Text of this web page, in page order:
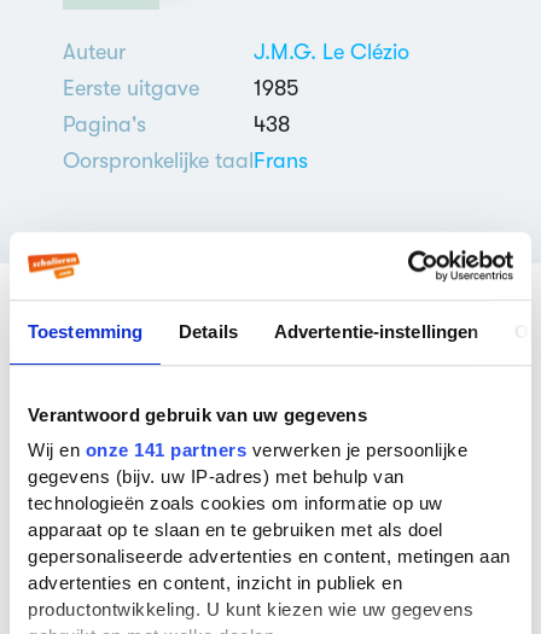
Toestemming Details Advertentie-instellingen
Verantwoord gebruik van uw gegevens
Wij en onze 141 partners verwerken je persoonlijke
gegevens (bijv. uw IP-adres) met behulp van
technologieën zoals cookies om informatie op uw
apparaat op te slaan en te gebruiken met als doel
gepersonaliseerde advertenties en content, metingen aan
advertenties en content, inzicht in publiek en
productontwikkeling. U kunt kiezen wie uw gegevens
Auteur
J.M.G. Le Clézio
Eerste uitgave
1985
Pagina's
438
Oorspronkelijke taal Frans
Veelgestelde vragen over
Wie schreef Désert?
Désert werd geschreven doorJ.M.G. Le
Clézio. J.M.G. Le Clézio is nu 86 jaar oud. Er
zijn14 boeken van deze auteur bekend bij
ons. De bekendste boeken van deze auteur
zijnLullaby(1984),La Guerre(1970) en
Quarantaine(1995).